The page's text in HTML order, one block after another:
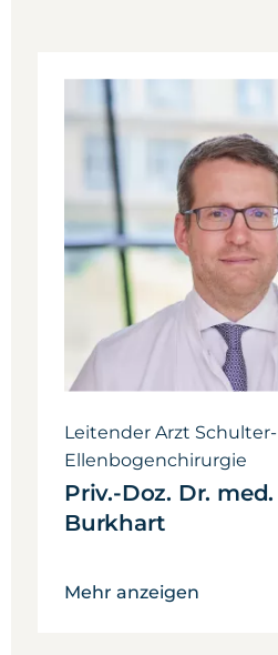
Leitender Arzt
Ellenbogenchirurgie
Priv.-Doz. Dr. med.
Burkhart
Mehr anzeigen
Leitender
Priv.-
Klaus
Leitender
Facharzt
mit